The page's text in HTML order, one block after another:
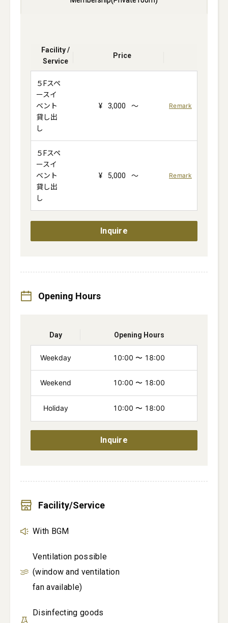
Facility /
Service
Price
５Fスペ
ースイ
ベント
貸し出
し
¥ 3,000 ～ Remark
５Fスペ
ースイ
ベント
貸し出
し
¥ 5,000 ～ Remark
Inquire
Opening Hours
Day Opening Hours
Weekday 10:00 〜 18:00
Weekend 10:00 〜 18:00
Holiday 10:00 〜 18:00
Inquire
Facility/Service
With BGM
Ventilation possible
(window and ventilation
fan available)
Disinfecting goods